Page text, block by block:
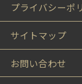
プライバシーポ
サイトマップ
お問い合わせ